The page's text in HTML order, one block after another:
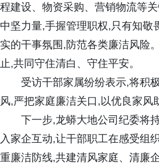
程建设、物资采购、营销物流等
中坚力量,手握管理职权,只有知
实的干事氛围,防范各类廉洁风险
止,共同守住清白、守住平安。
受访干部家属纷纷表示,将积
风,严把家庭廉洁关口,以优良家风
下一步,龙蟒大地公司纪委将
入家企互动,让干部职工在感受组
重廉洁防线,共建清风家庭、清廉企